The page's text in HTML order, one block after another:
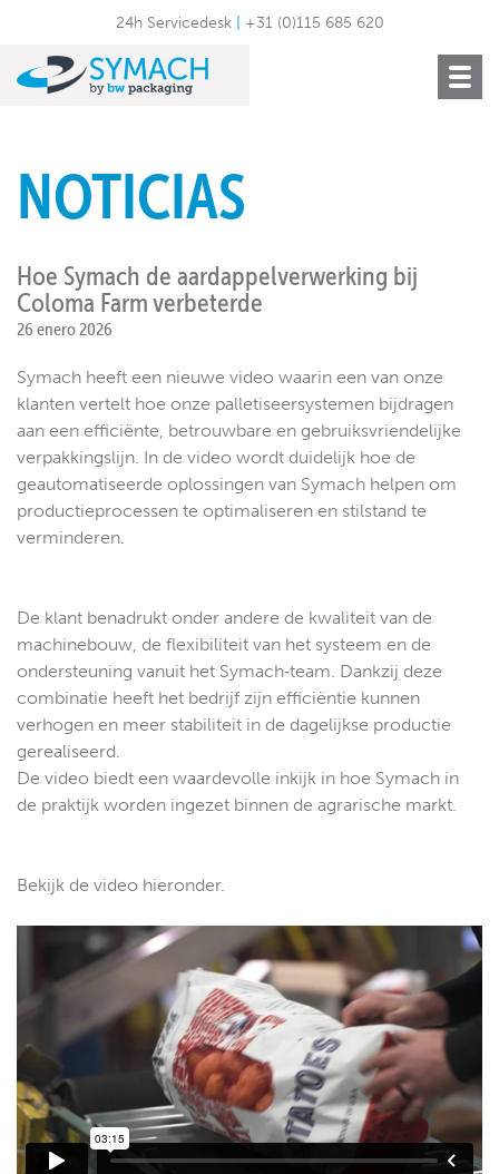
24h Servicedesk +31 (0)115 685 620
Toggle
NOTICIAS
Hoe Symach de aardappelverwerking bij
Coloma Farm verbeterde
26 enero 2026
Symach heeft een nieuwe video waarin een van onze
klanten vertelt hoe onze palletiseersystemen bijdragen
aan een efficiënte, betrouwbare en gebruiksvriendelijke
verpakkingslijn. In de video wordt duidelijk hoe de
geautomatiseerde oplossingen van Symach helpen om
productieprocessen te optimaliseren en stilstand te
verminderen.
De klant benadrukt onder andere de kwaliteit van de
machinebouw, de flexibiliteit van het systeem en de
ondersteuning vanuit het Symach‑team. Dankzij deze
combinatie heeft het bedrijf zijn efficiëntie kunnen
verhogen en meer stabiliteit in de dagelijkse productie
gerealiseerd.
De video biedt een waardevolle inkijk in hoe Symach in
de praktijk worden ingezet binnen de agrarische markt.
Bekijk de video hieronder.